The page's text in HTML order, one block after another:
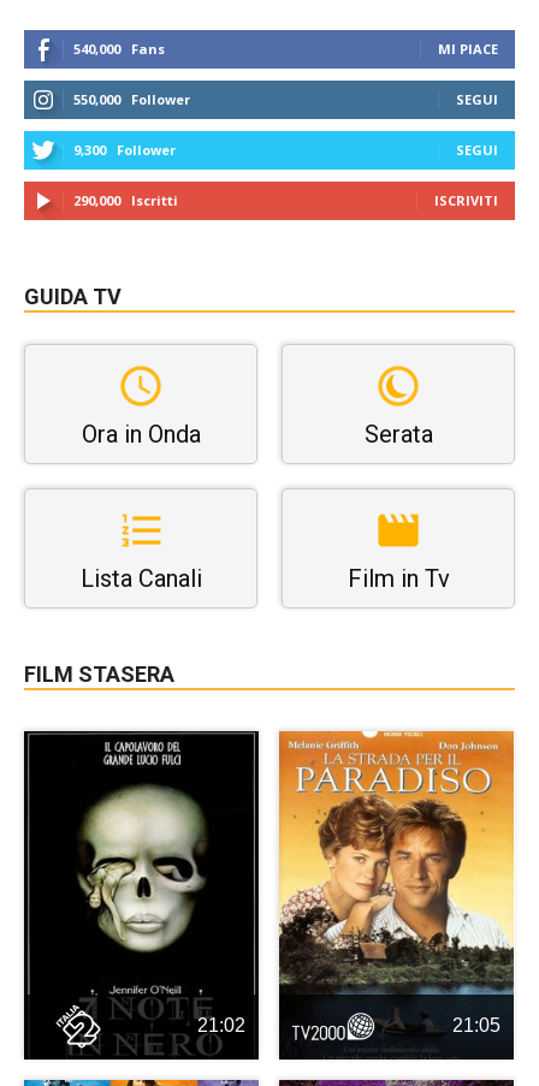
540,000 Fans MI PIACE
550,000 Follower SEGUI
9,300 Follower SEGUI
290,000 Iscritti ISCRIVITI
GUIDA TV
Ora in Onda Serata
Lista Canali Film in Tv
FILM STASERA
21:02 21:05